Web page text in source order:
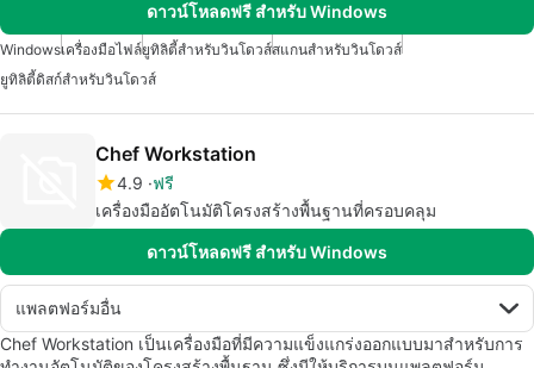
ดาวน์โหลดฟรี สำหรับ Windows
Windowsเครื่องมือไฟล์ยูทิลิตี้สำหรับวินโดวส์สแกนสำหรับวินโดวส์
ยูทิลิตี้ดิสก์สำหรับวินโดวส์
Chef Workstation
4.9 ฟรี
เครื่องมืออัตโนมัติโครงสร้างพื้นฐานที่ครอบคลุม
ดาวน์โหลดฟรี สำหรับ Windows
แพลตฟอร์มอื่น
Chef Workstation เป็นเครื่องมือที่มีความแข็งแกร่งออกแบบมาสำหรับการ